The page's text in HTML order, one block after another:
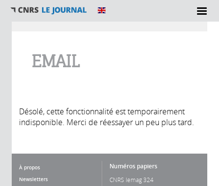
EMAIL
Désolé, cette fonctionnalité est temporairement
indisponible. Merci de réessayer un peu plus tard.
À propos
Newsletters
Numéros papiers
CNRS lemag 324